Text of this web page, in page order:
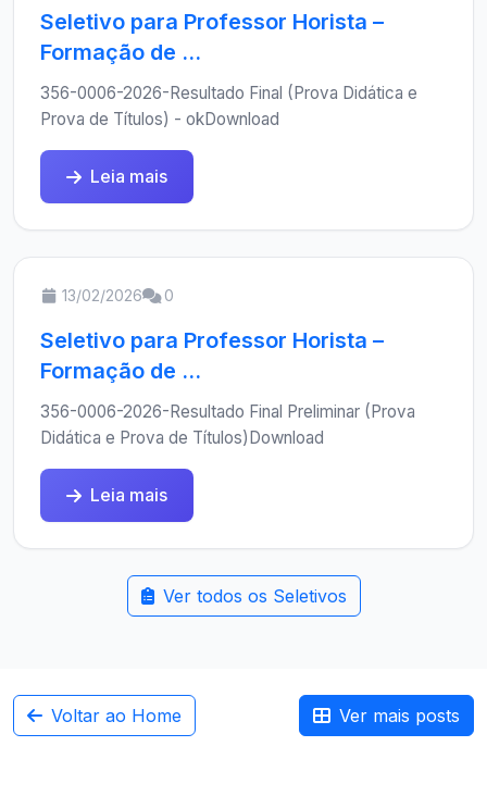
Seletivo para Professor Horista –
Formação de ...
356-0006-2026-Resultado Final (Prova Didática e
Prova de Títulos) - okDownload
Leia mais
13/02/2026 0
Seletivo para Professor Horista –
Formação de ...
356-0006-2026-Resultado Final Preliminar (Prova
Didática e Prova de Títulos)Download
Leia mais
Ver todos os Seletivos
Voltar ao Home Ver mais posts